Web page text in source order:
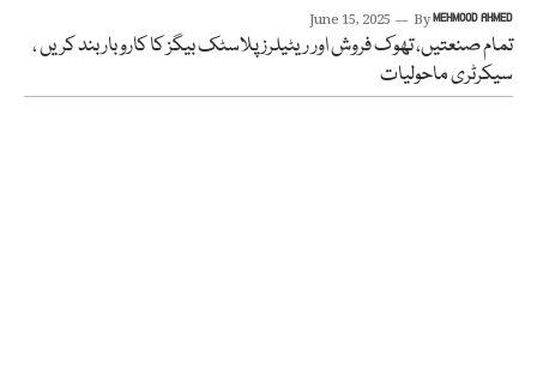
June 15, 2025 ByMEHMOOD AHMED
تمام صنعتیں، تھوک فروش اور ریٹیلرز پلاسٹک بیگز کا کاروبار بند کریں ،
سیکرٹری ماحولیات